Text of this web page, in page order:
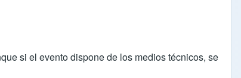
si el evento dispone de los medios técnicos, se